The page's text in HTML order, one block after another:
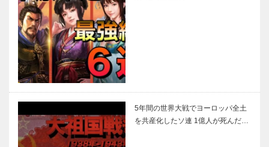
5年間の世界大戦でヨーロッパ全土
を共産化したソ連 1億人が死んだ…